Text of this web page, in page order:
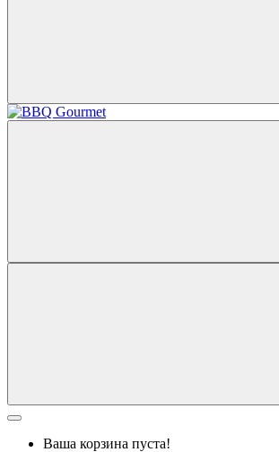
Ваша корзина пуста!